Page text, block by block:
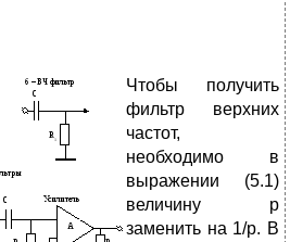
Чтобы получить
фильтр верхних
частот,
необходимо в
выражении (5.1)
величину p
заменить на 1/p. В